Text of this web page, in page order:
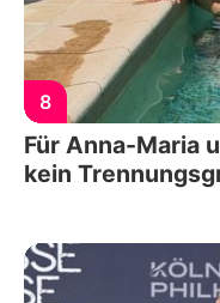
8
Für Anna-Maria
kein